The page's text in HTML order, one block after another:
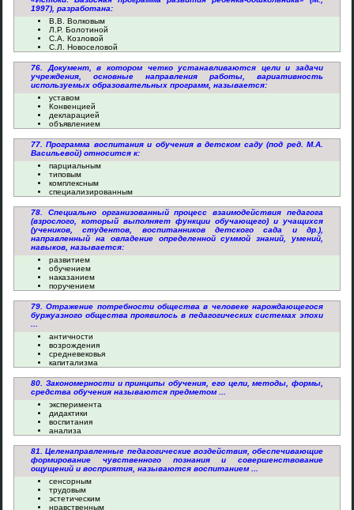
1997), разработана:
В.В. Волковым
Л.Р. Болотиной
С.А. Козловой
С.Л. Новоселовой
76. Документ, в котором четко устанавливаются цели и задачи
учреждения, основные направления работы, вариативность
используемых образовательных программ, называется:
уставом
Конвенцией
декларацией
объявлением
77. Программа воспитания и обучения в детском саду (под ред. М.А.
Васильевой) относится к:
парциальным
типовым
комплексным
специализированным
78. Специально организованный процесс взаимодействия педагога
(взрослого, который выполняет функции обучающего) и учащихся
(учеников, студентов, воспитанников детского сада и др.),
направленный на овладение определенной суммой знаний, умений,
навыков, называется:
развитием
обучением
наказанием
поручением
79. Отражение потребности общества в человеке нарождающегося
буржуазного общества проявилось в педагогических системах эпохи
античности
возрождения
средневековья
капитализма
80. Закономерности и принципы обучения, его цели, методы, формы,
средства обучения называются предметом ...
эксперимента
дидактики
воспитания
анализа
81. Целенаправленные педагогические воздействия, обеспечивающие
формирование чувственного познания и совершенствование
ощущений и восприятия, называются воспитанием ...
сенсорным
трудовым
эстетическим
нравственным